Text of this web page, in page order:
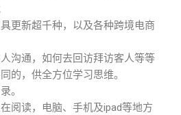
更新超千种，以及各种跨境电商
沟通，如何去回访拜访客人等等
的，供全方位学习思维。
。
阅读，电脑、手机及ipad等地方